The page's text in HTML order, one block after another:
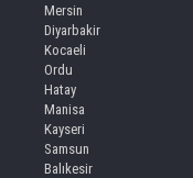
Mersin
Diyarbakir
Kocaeli
Ordu
Hatay
Manisa
Kayseri
Samsun
Balıkesir